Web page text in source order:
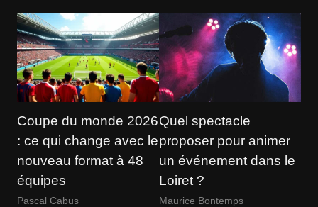
Coupe du monde 2026
: ce qui change avec le
nouveau format à 48
équipes
Pascal Cabus
Quel spectacle
proposer pour animer
un événement dans le
Loiret ?
Maurice Bontemps